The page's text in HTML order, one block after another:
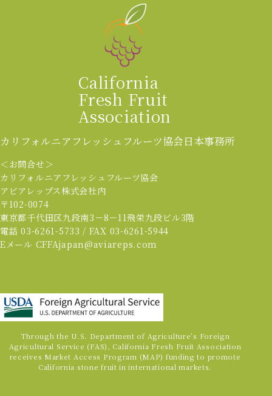
California
Fresh Fruit
Association
カリフォルニアフレッシュフルーツ協会日本事務所
＜お問合せ＞
カリフォルニアフレッシュフルーツ協会
アビアレップス株式会社内
〒102-0074
東京都千代田区九段南3－8－11飛栄九段ビル3階
電話 03-6261-5733 / FAX 03-6261-5944
Eメール CFFAjapan@aviareps.com
Through the U.S. Department of Agriculture’s Foreign
Agricultural Service (FAS), California Fresh Fruit Association
receives Market Access Program (MAP) funding to promote
California stone fruit in international markets.